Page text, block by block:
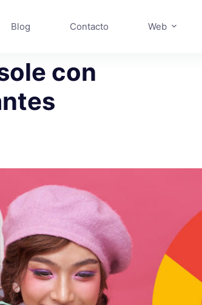
Blog Contacto Web
con